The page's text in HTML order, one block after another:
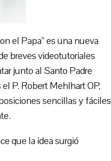
el Papa” es una nueva
breves videotutoriales
junto al Santo Padre
P. Robert Mehlhart OP,
sencillas y fáciles
que la idea surgió